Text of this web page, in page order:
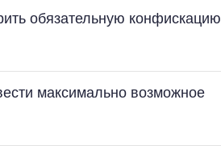
обязательную конфискацию
максимально возможное